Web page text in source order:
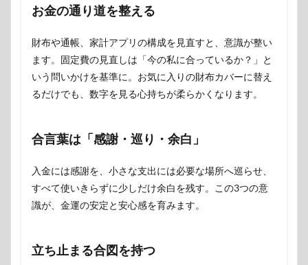
お金の通り道を整える
財布や通帳、家計アプリの構成を見直すと、意識が整い
ます。固定費の見直しは「今の私に合っているか？」と
いう問いかけを基準に。お気に入りの財布カバーに替え
るだけでも、数字を見る心持ちが柔らかくなります。
合言葉は「感謝・巡り・余白」
入金には感謝を、小さな支出には必要な場所へ巡らせ、
すべて使いきらずに少しだけ余白を残す。この3つの意
識が、金運の安定と安心感を育みます。
立ち止まる合図を持つ